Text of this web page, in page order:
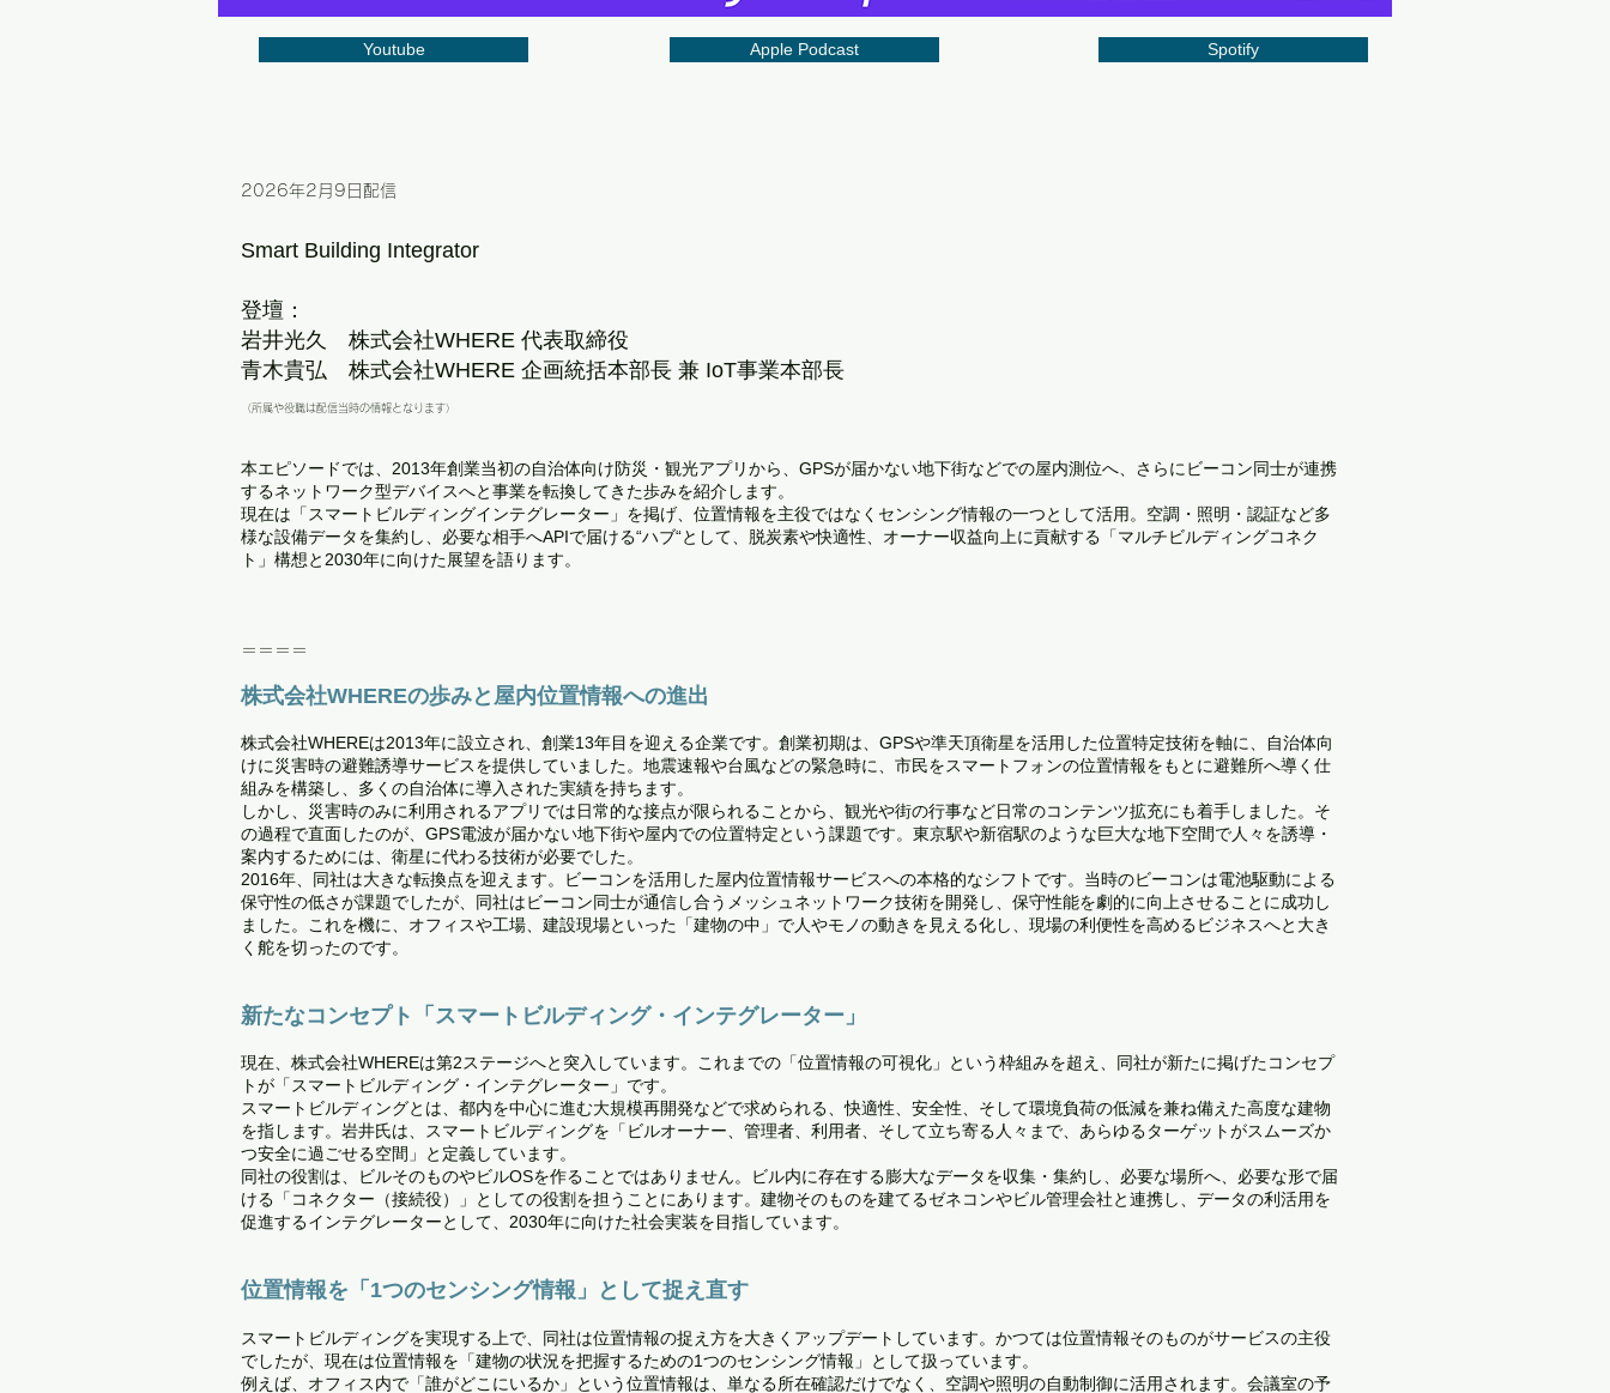
Youtube Apple Podcast Spotify
2026年2月9 日配信
Smart Building Integrator
登壇：
岩井光久 株式会社WHERE 代表取締役
青木貴弘 株式会社WHERE 企画統括本部長 兼 IoT事業本部長
（所属や役職は配信当時の情報となります）
本エピソードでは、2013年創業当初の自治体向け防災・観光アプリから、GPSが届かない地下街などでの屋内測位へ、さらにビーコン同士が連携
するネットワーク型デバイスへと事業を転換してきた歩みを紹介します。
現在は「スマートビルディングインテグレーター」を掲げ、位置情報を主役ではなくセンシング情報の一つとして活用。空調・照明・認証など多
様な設備データを集約し、必要な相手へAPIで届ける“ハブ“として、脱炭素や快適性、オーナー収益向上に貢献する「マルチビルディングコネク
ト」構想と2030年に向けた展望を語ります。
＝＝＝＝
株式会社WHEREの歩みと屋内位置情報への進出
株式会社WHEREは2013年に設立され、創業13年目を迎える企業です。創業初期は、GPSや準天頂衛星を活用した位置特定技術を軸に、自治体向
けに災害時の避難誘導サービスを提供していました。地震速報や台風などの緊急時に、市民をスマートフォンの位置情報をもとに避難所へ導く仕
組みを構築し、多くの自治体に導入された実績を持ちます。
しかし、災害時のみに利用されるアプリでは日常的な接点が限られることから、観光や街の行事など日常のコンテンツ拡充にも着手しました。そ
の過程で直面したのが、GPS電波が届かない地下街や屋内での位置特定という課題です。東京駅や新宿駅のような巨大な地下空間で人々を誘導・
案内するためには、衛星に代わる技術が必要でした。
2016年、同社は大きな転換点を迎えます。ビーコンを活用した屋内位置情報サービスへの本格的なシフトです。当時のビーコンは電池駆動による
保守性の低さが課題でしたが、同社はビーコン同士が通信し合うメッシュネットワーク技術を開発し、保守性能を劇的に向上させることに成功し
ました。これを機に、オフィスや工場、建設現場といった「建物の中」で人やモノの動きを見える化し、現場の利便性を高めるビジネスへと大き
く舵を切ったのです。
新たなコンセプト「スマートビルディング・インテグレーター」
現在、株式会社WHEREは第2ステージへと突入しています。これまでの「位置情報の可視化」という枠組みを超え、同社が新たに掲げたコンセプ
トが「スマートビルディング・インテグレーター」です。
スマートビルディングとは、都内を中心に進む大規模再開発などで求められる、快適性、安全性、そして環境負荷の低減を兼ね備えた高度な建物
を指します。岩井氏は、スマートビルディングを「ビルオーナー、管理者、利用者、そして立ち寄る人々まで、あらゆるターゲットがスムーズか
つ安全に過ごせる空間」と定義しています。
同社の役割は、ビルそのものやビルOSを作ることではありません。ビル内に存在する膨大なデータを収集・集約し、必要な場所へ、必要な形で届
ける「コネクター（接続役）」としての役割を担うことにあります。建物そのものを建てるゼネコンやビル管理会社と連携し、データの利活用を
促進するインテグレーターとして、2030年に向けた社会実装を目指しています。
位置情報を「1つのセンシング情報」として捉え直す
スマートビルディングを実現する上で、同社は位置情報の捉え方を大きくアップデートしています。かつては位置情報そのものがサービスの主役
でしたが、現在は位置情報を「建物の状況を把握するための1つのセンシング情報」として扱っています。
例えば、オフィス内で「誰がどこにいるか」という位置情報は、単なる所在確認だけでなく、空調や照明の自動制御に活用されます。会議室の予